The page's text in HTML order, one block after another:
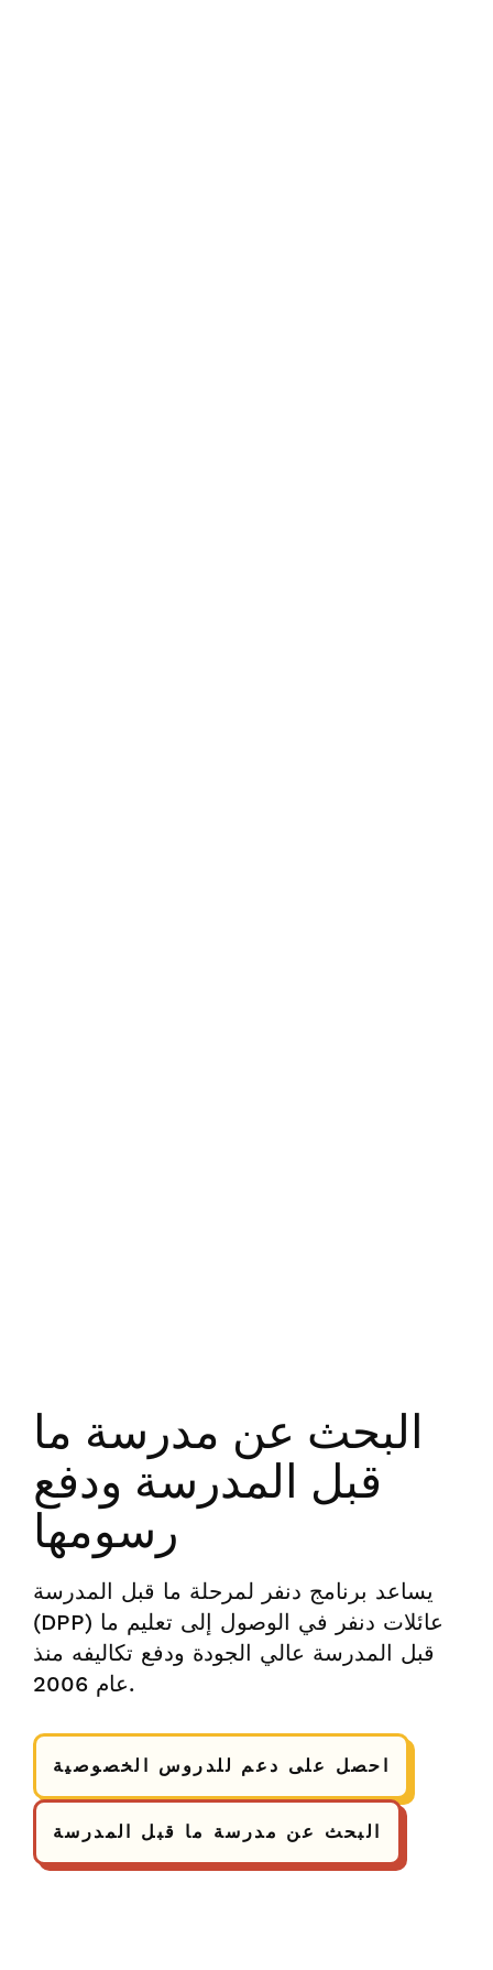
البحث عن مدرسة ما
قبل المدرسة ودفع
رسومها
يساعد برنامج دنفر لمرحلة ما قبل المدرسة
(DPP) عائلات دنفر في الوصول إلى تعليم ما
قبل المدرسة عالي الجودة ودفع تكاليفه منذ
عام 2006.
احصل على دعم للدروس الخصوصية
البحث عن مدرسة ما قبل المدرسة